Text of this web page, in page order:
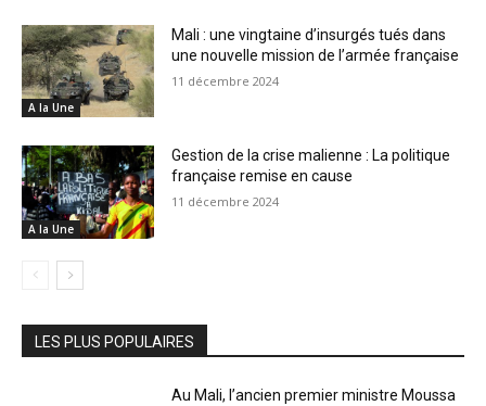
A la Une
Mali : une vingtaine d’insurgés tués dans
une nouvelle mission de l’armée française
11 décembre 2024
A la Une
Gestion de la crise malienne : La politique
française remise en cause
11 décembre 2024
LES PLUS POPULAIRES
Au Mali, l’ancien premier ministre Moussa